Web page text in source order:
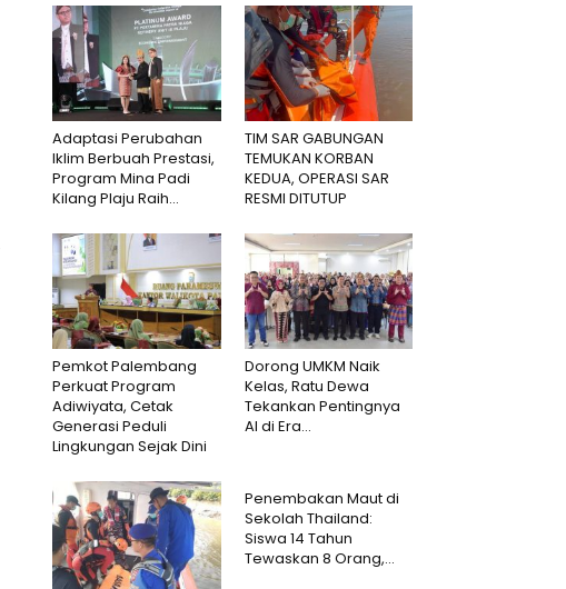
Adaptasi Perubahan
Iklim Berbuah Prestasi,
Program Mina Padi
Kilang Plaju Raih...
TIM SAR GABUNGAN
TEMUKAN KORBAN
KEDUA, OPERASI SAR
RESMI DITUTUP
Pemkot Palembang
Perkuat Program
Adiwiyata, Cetak
Generasi Peduli
Lingkungan Sejak Dini
Dorong UMKM Naik
Kelas, Ratu Dewa
Tekankan Pentingnya
AI di Era...
Penembakan Maut di
Sekolah Thailand:
Siswa 14 Tahun
Tewaskan 8 Orang,...